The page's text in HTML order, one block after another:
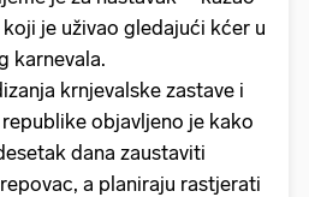
je uživao gledajući kćer u
karnevala.
krnjevalske zastave i
objavljeno je kako
dana zaustaviti
a planiraju rastjerati